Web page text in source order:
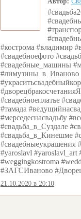
#кострома #владимир
#свадебноефото
#свадебные_машины
#лимузины_в_Иваново
#свадебноеплатье
#тамада
#мерседеснасвадьбу
#свадьба_в_Суздале
#свадьба_в_Кинешме
#свадебныеукрашения
#yaroslavl #yaroslavl_art
#weggingkostroma
#ЗАГСИваново
21.10.2020 в 20:10